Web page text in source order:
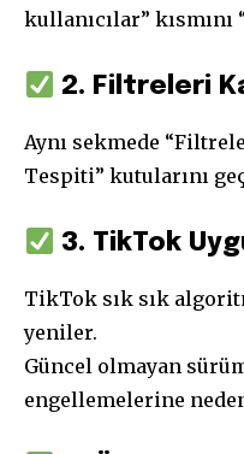
kullanıcılar”
2. Filtreleri
Aynı sekmede
Tespiti” kutularını
3. TikTok
TikTok sık sık
yeniler.
Güncel olmayan
engellemelerine